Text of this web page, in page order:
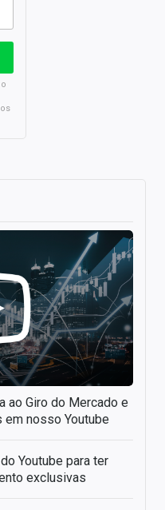
ao Giro do Mercado e
nosso Youtube
Youtube para ter
exclusivas